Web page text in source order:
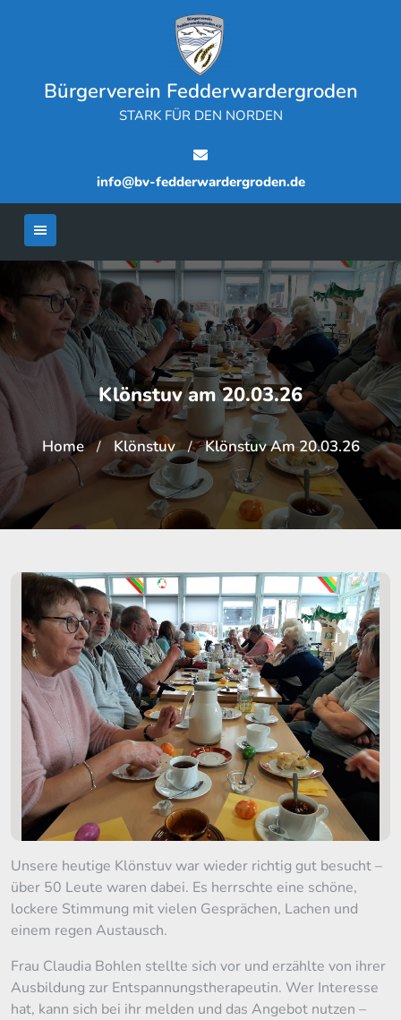
Bürgerverein Fedderwardergroden
STARK FÜR DEN NORDEN
info@bv-fedderwardergroden.de
Klönstuv am 20.03.26
Home / Klönstuv / Klönstuv Am 20.03.26
Unsere heutige Klönstuv war wieder richtig gut besucht –
über 50 Leute waren dabei. Es herrschte eine schöne,
lockere Stimmung mit vielen Gesprächen, Lachen und
einem regen Austausch.
Frau Claudia Bohlen stellte sich vor und erzählte von ihrer
Ausbildung zur Entspannungstherapeutin. Wer Interesse
hat, kann sich bei ihr melden und das Angebot nutzen –